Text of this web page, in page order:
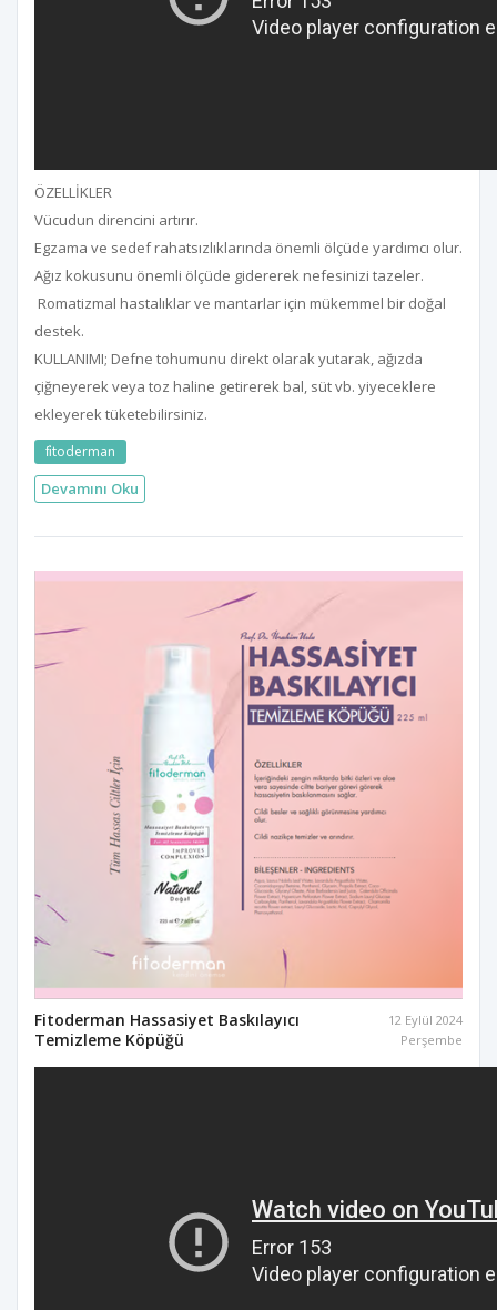
ÖZELLİKLER
Vücudun direncini artırır.
Egzama ve sedef rahatsızlıklarında önemli ölçüde yardımcı olur.
Ağız kokusunu önemli ölçüde gidererek nefesinizi tazeler.
Romatizmal hastalıklar ve mantarlar için mükemmel bir doğal
destek.
KULLANIMI; Defne tohumunu direkt olarak yutarak, ağızda
çiğneyerek veya toz haline getirerek bal, süt vb. yiyeceklere
ekleyerek tüketebilirsiniz.
fi̇toderman
Devamını Oku
Fitoderman Hassasiyet Baskılayıcı
Temizleme Köpüğü
12 Eylül 2024
Perşembe